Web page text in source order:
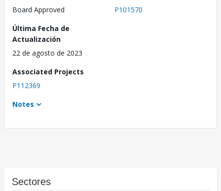
Board Approved
P101570
Última Fecha de
Actualización
22 de agosto de 2023
Associated Projects
P112369
Notes
Sectores